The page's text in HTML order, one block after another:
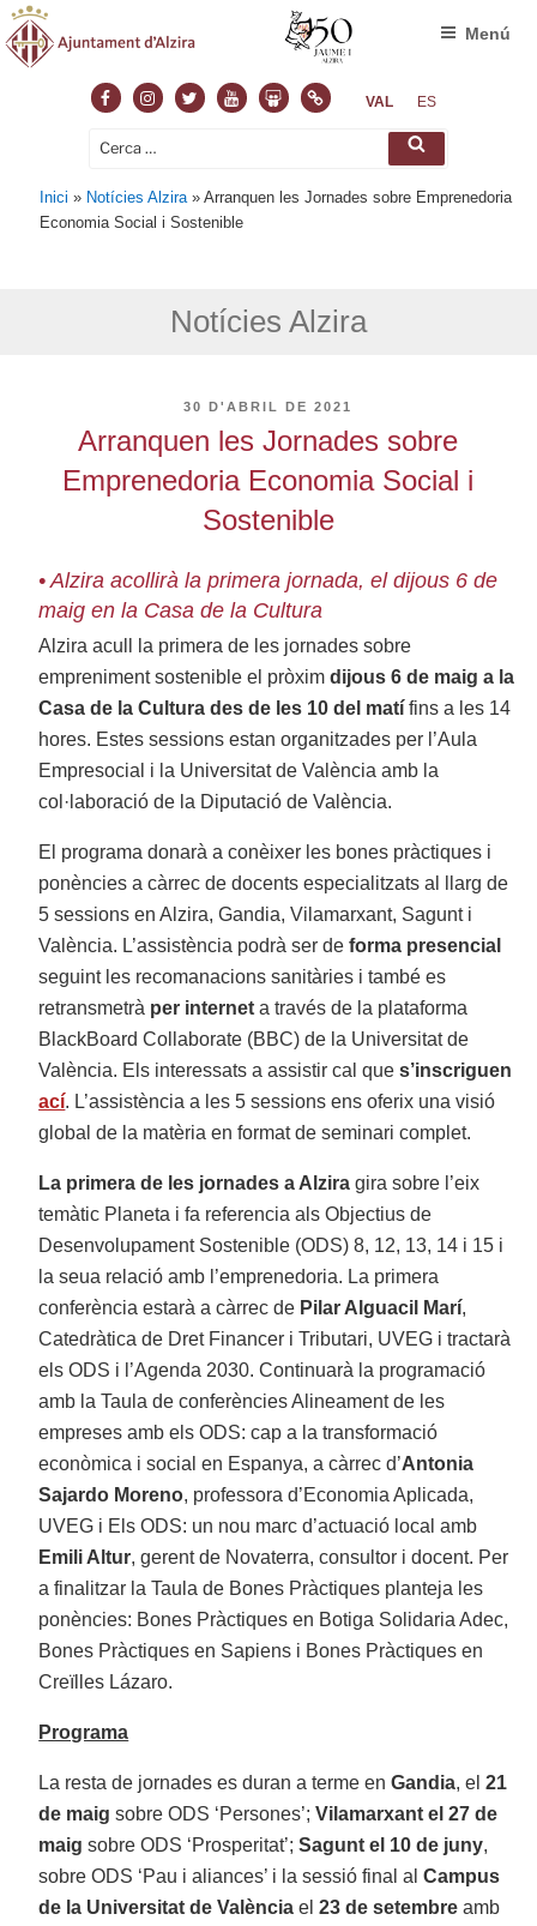
FacebookInstagram
TwitterYoutubeSlideshare
NormasVAL ES
Cerca: Cerca
Menú
Inici » Notícies Alzira »Arranquen les Jornades sobre Emprenedoria
Economia Social i Sostenible
Notícies Alzira
PUBLICAT
30 D'ABRIL DE 2021
Arranquen les Jornades sobre
Emprenedoria Economia Social i
Sostenible
• Alzira acollirà la primera jornada, el dijous 6 de
maig en la Casa de la Cultura
Alzira acull la primera de les jornades sobre
empreniment sostenible el pròximdijous 6 de maig a la
Casa de la Cultura des de les 10 del matí fins a les 14
hores. Estes sessions estan organitzades per l’Aula
Empresocial i la Universitat de València amb la
col·laboració de la Diputació de València.
El programa donarà a conèixer les bones pràctiques i
ponències a càrrec de docents especialitzats al llarg de
5 sessions en Alzira, Gandia, Vilamarxant, Sagunt i
València. L’assistència podrà ser de forma presencial
seguint les recomanacions sanitàries i també es
retransmetrà per internet a través de la plataforma
BlackBoard Collaborate (BBC) de la Universitat de
València. Els interessats a assistir cal ques’inscriguen
ací. L’assistència a les 5 sessions ens oferix una visió
global de la matèria en format de seminari complet.
La primera de les jornades a Alzira gira sobre l’eix
temàtic Planeta i fa referencia als Objectius de
Desenvolupament Sostenible (ODS) 8, 12, 13, 14 i 15 i
la seua relació amb l’emprenedoria. La primera
conferència estarà a càrrec de Pilar Alguacil Marí,
Catedràtica de Dret Financer i Tributari, UVEG i tractarà
els ODS i l’Agenda 2030. Continuarà la programació
amb la Taula de conferències Alineament de les
empreses amb els ODS: cap a la transformació
econòmica i social en Espanya, a càrrec d’Antonia
Sajardo Moreno, professora d’Economia Aplicada,
UVEG i Els ODS: un nou marc d’actuació local amb
Emili Altur, gerent de Novaterra, consultor i docent. Per
a finalitzar la Taula de Bones Pràctiques planteja les
ponències: Bones Pràctiques en Botiga Solidaria Adec,
Bones Pràctiques en Sapiens i Bones Pràctiques en
Creïlles Lázaro.
Programa
La resta de jornades es duran a terme enGandia, el21
de maig sobre ODS ‘Persones’;Vilamarxant el 27 de
maig sobre ODS ‘Prosperitat’;Sagunt el 10 de juny,
sobre ODS ‘Pau i aliances’ i la sessió final al Campus
de la Universitat de Valènciael 23 de setembre amb